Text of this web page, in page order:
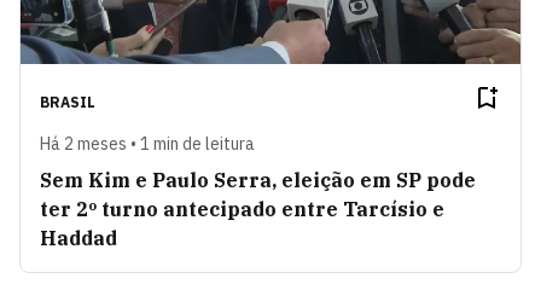
BRASIL
Há 2 meses • 1 min de leitura
Sem Kim e Paulo Serra, eleição em SP pode
ter 2º turno antecipado entre Tarcísio e
Haddad